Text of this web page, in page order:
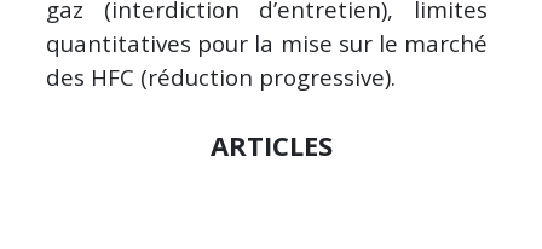
gaz (interdiction d’entretien), limites
quantitatives pour la mise sur le marché
des HFC (réduction progressive).
ARTICLES